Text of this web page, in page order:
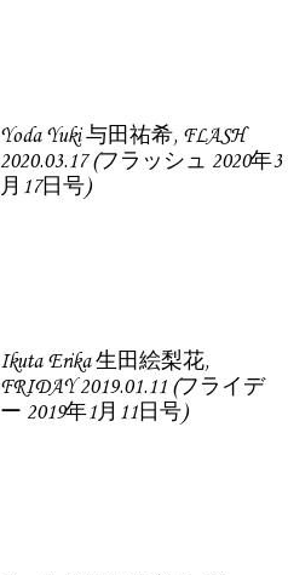
Yoda Yuki 与田祐希, FLASH
2020.03.17 (フラッシュ 2020年3
月17日号)
Ikuta Erika 生田絵梨花,
FRIDAY 2019.01.11 (フライデ
ー 2019年1月11日号)